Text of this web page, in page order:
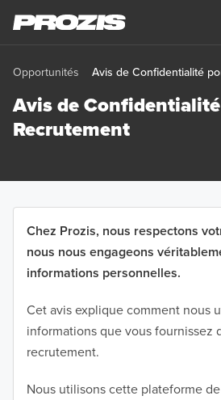
Opportunités Avis de Confidentialité
Avis de
Recrutement
Chez Prozis, nous respectons
nous nous engageons
informations personnelles.
Cet avis explique comment nous
informations que vous fournissez
recrutement.
Nous utilisons cette plateforme